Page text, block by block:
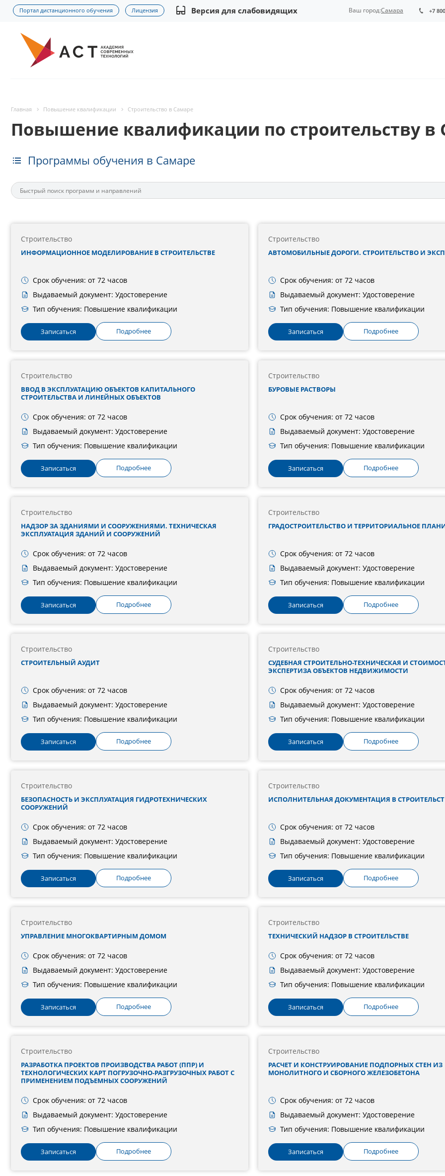
Портал дистанционного обучения Лицензия Версия для слабовидящих +7
Ваш город:Самара
Главная Повышение квалификации Строительство в Самаре
Повышение квалификации по строительству в
Программы обучения в Самаре
Строительство
ИНФОРМАЦИОННОЕ МОДЕЛИРОВАНИЕ В СТРОИТЕЛЬСТВЕ
Срок обучения: от 72 часов
Выдаваемый документ: Удостоверение
Тип обучения: Повышение квалификации
Записаться Подробнее
Строительство
АВТОМОБИЛЬНЫЕ ДОРОГИ. СТРОИТЕЛЬСТВО И
Срок обучения: от 72 часов
Выдаваемый документ: Удостоверение
Тип обучения: Повышение квалификации
Записаться Подробнее
Строительство
ВВОД В ЭКСПЛУАТАЦИЮ ОБЪЕКТОВ КАПИТАЛЬНОГО
СТРОИТЕЛЬСТВА И ЛИНЕЙНЫХ ОБЪЕКТОВ
Срок обучения: от 72 часов
Выдаваемый документ: Удостоверение
Тип обучения: Повышение квалификации
Записаться Подробнее
Строительство
БУРОВЫЕ РАСТВОРЫ
Срок обучения: от 72 часов
Выдаваемый документ: Удостоверение
Тип обучения: Повышение квалификации
Записаться Подробнее
Строительство
НАДЗОР ЗА ЗДАНИЯМИ И СООРУЖЕНИЯМИ. ТЕХНИЧЕСКАЯ
ЭКСПЛУАТАЦИЯ ЗДАНИЙ И СООРУЖЕНИЙ
Срок обучения: от 72 часов
Выдаваемый документ: Удостоверение
Тип обучения: Повышение квалификации
Записаться Подробнее
Строительство
ГРАДОСТРОИТЕЛЬСТВО И ТЕРРИТОРИАЛЬНОЕ
Срок обучения: от 72 часов
Выдаваемый документ: Удостоверение
Тип обучения: Повышение квалификации
Записаться Подробнее
Строительство
СТРОИТЕЛЬНЫЙ АУДИТ
Срок обучения: от 72 часов
Выдаваемый документ: Удостоверение
Тип обучения: Повышение квалификации
Записаться Подробнее
Строительство
СУДЕБНАЯ СТРОИТЕЛЬНО-ТЕХНИЧЕСКАЯ И
ЭКСПЕРТИЗА ОБЪЕКТОВ НЕДВИЖИМОСТИ
Срок обучения: от 72 часов
Выдаваемый документ: Удостоверение
Тип обучения: Повышение квалификации
Записаться Подробнее
Строительство
БЕЗОПАСНОСТЬ И ЭКСПЛУАТАЦИЯ ГИДРОТЕХНИЧЕСКИХ
СООРУЖЕНИЙ
Срок обучения: от 72 часов
Выдаваемый документ: Удостоверение
Тип обучения: Повышение квалификации
Записаться Подробнее
Строительство
ИСПОЛНИТЕЛЬНАЯ ДОКУМЕНТАЦИЯ В
Срок обучения: от 72 часов
Выдаваемый документ: Удостоверение
Тип обучения: Повышение квалификации
Записаться Подробнее
Строительство
УПРАВЛЕНИЕ МНОГОКВАРТИРНЫМ ДОМОМ
Срок обучения: от 72 часов
Выдаваемый документ: Удостоверение
Тип обучения: Повышение квалификации
Записаться Подробнее
Строительство
ТЕХНИЧЕСКИЙ НАДЗОР В СТРОИТЕЛЬСТВЕ
Срок обучения: от 72 часов
Выдаваемый документ: Удостоверение
Тип обучения: Повышение квалификации
Записаться Подробнее
Строительство
РАЗРАБОТКА ПРОЕКТОВ ПРОИЗВОДСТВА РАБОТ (ППР) И
ТЕХНОЛОГИЧЕСКИХ КАРТ ПОГРУЗОЧНО-РАЗГРУЗОЧНЫХ РАБОТ С
ПРИМЕНЕНИЕМ ПОДЪЕМНЫХ СООРУЖЕНИЙ
Срок обучения: от 72 часов
Выдаваемый документ: Удостоверение
Тип обучения: Повышение квалификации
Записаться Подробнее
Строительство
РАСЧЕТ И КОНСТРУИРОВАНИЕ ПОДПОРНЫХ СТЕН ИЗ
МОНОЛИТНОГО И СБОРНОГО ЖЕЛЕЗОБЕТОНА
Срок обучения: от 72 часов
Выдаваемый документ: Удостоверение
Тип обучения: Повышение квалификации
Записаться Подробнее